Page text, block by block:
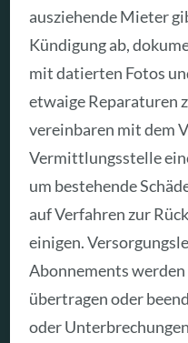
ausziehende Mieter
Kündigung ab,
mit datierten Fotos
etwaige Reparaturen
vereinbaren mit dem
Vermittlungsstelle
um bestehende
auf Verfahren zur
einigen.
Abonnements
übertragen oder
oder